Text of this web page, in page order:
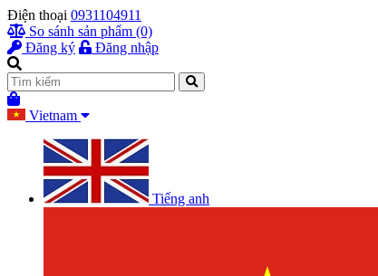
Điện thoại 0931104911
So sánh sản phẩm (0)
Đăng ký
Đăng nhập
Vietnam
Tiếng anh